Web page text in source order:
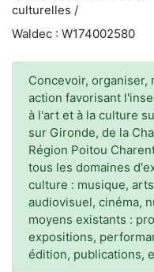
culturelles /
Waldec : W174002580
Concevoir,
action favorisant
à l'art et à la culture
sur Gironde, de la
Région Poitou
tous les domaines
culture : musique,
audiovisuel, cinéma,
moyens existants :
expositions,
édition, publications,